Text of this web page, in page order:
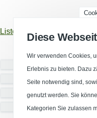
Listenansicht Kartenansicht
Nutzungsart
Verfügbarkeit
Mieten/Kaufen
Gründer-/
Diese
Wir verwenden Cookies,
Erlebnis zu bieten. Dazu
Seite notwendig sind,
genutzt werden. Sie
Kategorien Sie zulassen